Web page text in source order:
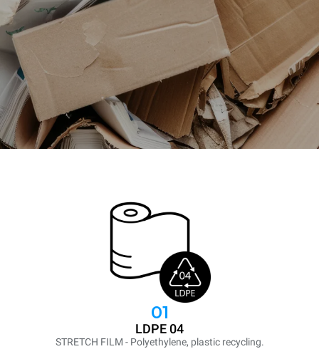
01
LDPE 04
STRETCH FILM - Polyethylene, plastic recycling.